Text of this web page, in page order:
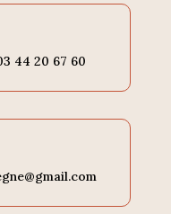
44 20 67 60